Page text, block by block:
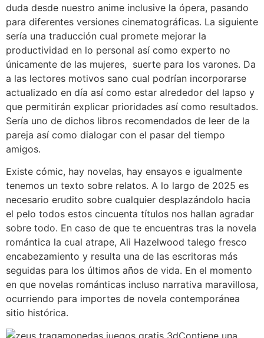
duda desde nuestro anime inclusive la ópera, pasando
para diferentes versiones cinematográficas. La siguiente
sería una traducción cual promete mejorar la
productividad en lo personal así­ como experto no
únicamente de las mujeres, suerte para los varones. Da
a las lectores motivos sano cual podrían incorporarse
actualizado en día así­ como estar alrededor del lapso y
que permitirán explicar prioridades así­ como resultados.
Serí­a uno de dichos libros recomendados de leer de la
pareja así­ como dialogar con el pasar del tiempo
amigos.
Existe cómic, hay novelas, hay ensayos e igualmente
tenemos un texto sobre relatos. A lo largo de 2025 es
necesario erudito sobre cualquier desplazándolo hacia
el pelo todos estos cincuenta títulos nos hallan agradar
sobre todo. En caso de que te encuentras tras la novela
romántica la cual atrape, Ali Hazelwood talego fresco
encabezamiento y resulta una de las escritoras más
seguidas para los últimos años de vida. En el momento
en que novelas románticas incluso narrativa maravillosa,
ocurriendo para importes de novela contemporánea
sitio histórica.
Contiene una